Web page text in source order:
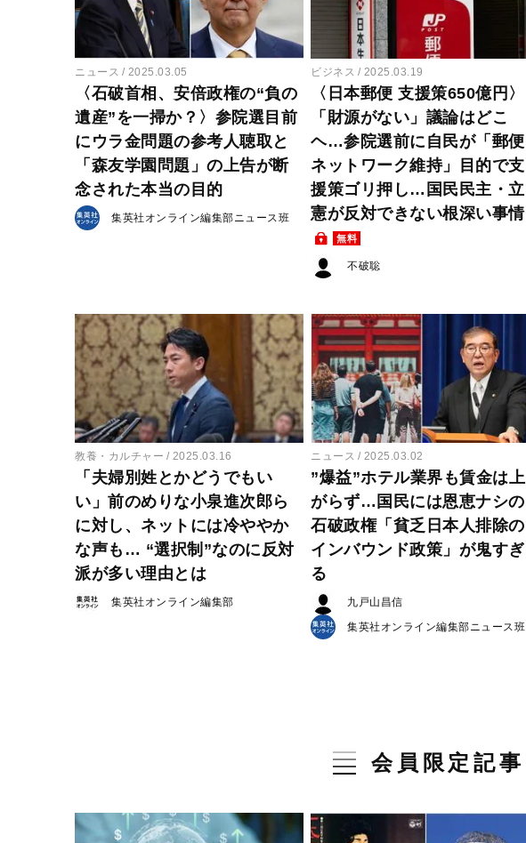
ニュース 2025.03.05
〈石破首相、安倍政権の“負の
遺産”を一掃か？〉参院選目前
にウラ金問題の参考人聴取と
「森友学園問題」の上告が断
念された本当の目的
集英社オンライン編集部ニュース班
ビジネス 2025.03.19
〈日本郵便 支援策650億円〉
「財源がない」議論はどこ
ヘ…参院選前に自民が「郵便
ネットワーク維持」目的で支
援策ゴリ押し…国民民主・立
憲が反対できない根深い事情
無料
不破聡
教養・カルチャー 2025.03.16
「夫婦別姓とかどうでもい
い」前のめりな小泉進次郎ら
に対し、ネットには冷ややか
な声も… “選択制”なのに反対
派が多い理由とは
集英社オンライン編集部
ニュース 2025.03.02
”爆益”ホテル業界も賃金は上
がらず…国民には恩恵ナシの
石破政権「貧乏日本人排除の
インバウンド政策」が鬼すぎ
る
九戸山昌信
集英社オンライン編集部ニュース班
会員限定記事